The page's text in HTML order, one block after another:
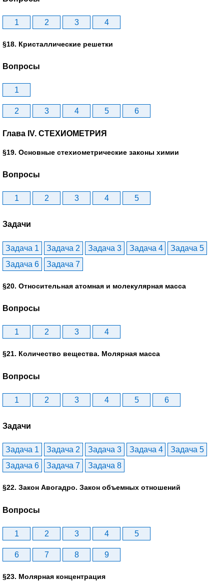
1 2 3 4
§18. Кристаллические решетки
Вопросы
1
2 3 4 5 6
Глава IV. СТЕХИОМЕТРИЯ
§19. Основные стехиометрические законы химии
Вопросы
1 2 3 4 5
Задачи
Задача 1 Задача 2 Задача 3 Задача 4
Задача 5
Задача 6
Задача 7
§20. Относительная атомная и молекулярная масса
Вопросы
1 2 3 4
§21. Количество вещества. Молярная масса
Вопросы
1 2 3 4 5 6
Задачи
Задача 1 Задача 2 Задача 3 Задача 4
Задача 5
Задача 6
Задача 7 Задача 8
§22. Закон Авогадро. Закон объемных отношений
Вопросы
1 2 3 4 5
6 7 8 9
§23. Молярная концентрация